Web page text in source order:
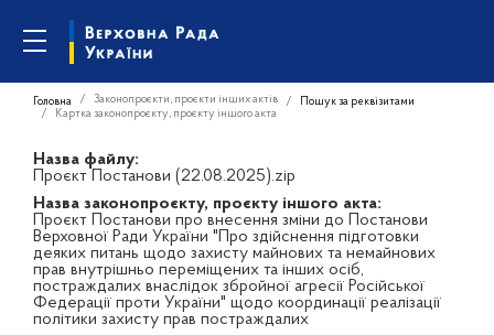
Головна Законопроєкти, проєкти інших актів
Пошук за реквізитами
Картка законопроєкту, проєкту іншого акта
Назва файлу:
Проєкт Постанови (22.08.2025).zip
Назва законопроєкту, проєкту іншого акта:
Проєкт Постанови про внесення зміни до Постанови
Верховної Ради України "Про здійснення підготовки
деяких питань щодо захисту майнових та немайнових
прав внутрішньо переміщених та інших осіб,
постраждалих внаслідок збройної агресії Російської
Федерації проти України" щодо координації реалізації
політики захисту прав постраждалих